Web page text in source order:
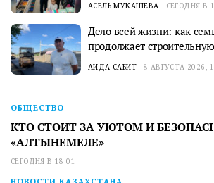
АСЕЛЬ МУКАШЕВА СЕГОДНЯ В
Дело всей жизни: как
продолжает
АИДА САБИТ 8 АВГУСТА 2026,
ОБЩЕСТВО
КТО СТОИТ ЗА УЮТОМ И
«АЛТЫНЕМЕЛЕ»
СЕГОДНЯ В 18:01